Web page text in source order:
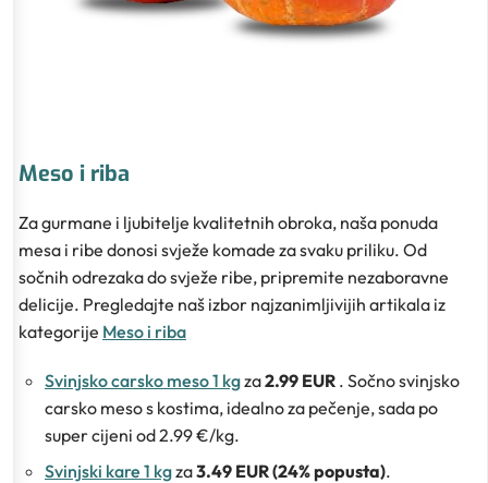
Meso i riba
Za gurmane i ljubitelje kvalitetnih obroka, naša ponuda
mesa i ribe donosi svježe komade za svaku priliku. Od
sočnih odrezaka do svježe ribe, pripremite nezaboravne
delicije. Pregledajte naš izbor najzanimljivijih artikala iz
kategorije Meso i riba
Svinjsko carsko meso 1 kgza2.99 EUR . Sočno svinjsko
carsko meso s kostima, idealno za pečenje, sada po
super cijeni od 2.99 €/kg.
Svinjski kare 1 kgza3.49 EUR (24% popusta).